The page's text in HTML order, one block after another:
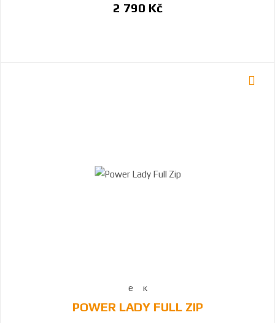
2 790 Kč
POWER LADY FULL ZIP